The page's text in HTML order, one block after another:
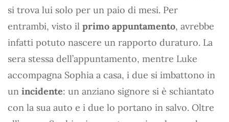
si trova lui solo per un paio di mesi. Per
entrambi, visto il primo appuntamento, avrebbe
infatti potuto nascere un rapporto duraturo. La
sera stessa dell’appuntamento, mentre Luke
accompagna Sophia a casa, i due si imbattono in
un incidente: un anziano signore si è schiantato
con la sua auto e i due lo portano in salvo. Oltre